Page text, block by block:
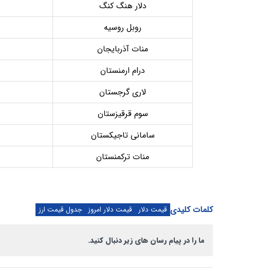
دلار هنگ کنگ
روبل روسیه
منات آذربایجان
درام ارمنستان
لاری گرجستان
سوم قرقیزستان
سامانی تاجیکستان
منات ترکمنستان
کلمات کلیدی قیمت دلار قیمت دلار امروز جدول قیمت ارز
ما را در پیام رسان های زیر دنبال کنید.